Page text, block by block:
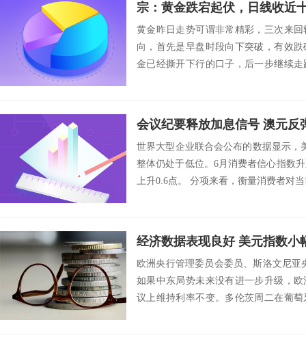
宗：黄金跌宕起伏，日线收近
黄金昨日走势可谓非常精彩，三次来
向，首先是早盘时段向下突破，有效
金已经撕开下行的口子，后一步继续
会议纪要释放加息信号 澳元反
世界大型企业联合会公布的数据显示，
整体仍处于低位。6月消费者信心指数
上升0.6点。 分项来看，衡量消费者对
经济数据表现良好 美元指数小
欧洲央行管理委员会委员、斯洛文尼亚
如果中东局势未来没有进一步升级，
议上维持利率不变。多伦茨周二在葡